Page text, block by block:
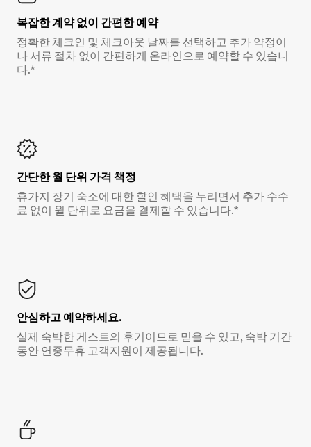
복잡한 계약 없이 간편한 예약
정확한 체크인 및 체크아웃 날짜를 선택하고 추가 약정이
나 서류 절차 없이 간편하게 온라인으로 예약할 수 있습니
다.*
간단한 월 단위 가격 책정
휴가지 장기 숙소에 대한 할인 혜택을 누리면서 추가 수수
료 없이 월 단위로 요금을 결제할 수 있습니다.*
안심하고 예약하세요.
실제 숙박한 게스트의 후기이므로 믿을 수 있고, 숙박 기간
동안 연중무휴 고객지원이 제공됩니다.